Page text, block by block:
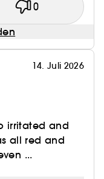
0
14. Juli 2026
irritated and
all red and
...